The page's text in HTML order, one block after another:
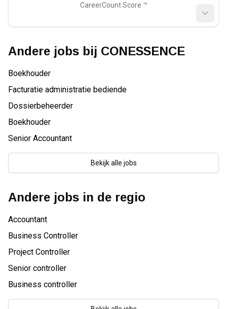
CareerCount Score ™️
Andere jobs bij CONESSENCE
Boekhouder
Facturatie administratie bediende
Dossierbeheerder
Boekhouder
Senior Accountant
Bekijk alle jobs
Andere jobs in de regio
Accountant
Business Controller
Project Controller
Senior controller
Business controller